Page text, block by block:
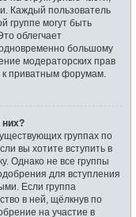
Каждый пользователь
группе могут быть
облегчает
большому
модераторских прав
к приватным форумам.
них?
группах по
вы хотите вступить в
Однако не все группы
для вступления
Если группа
в ней, щёлкнув по
на участие в